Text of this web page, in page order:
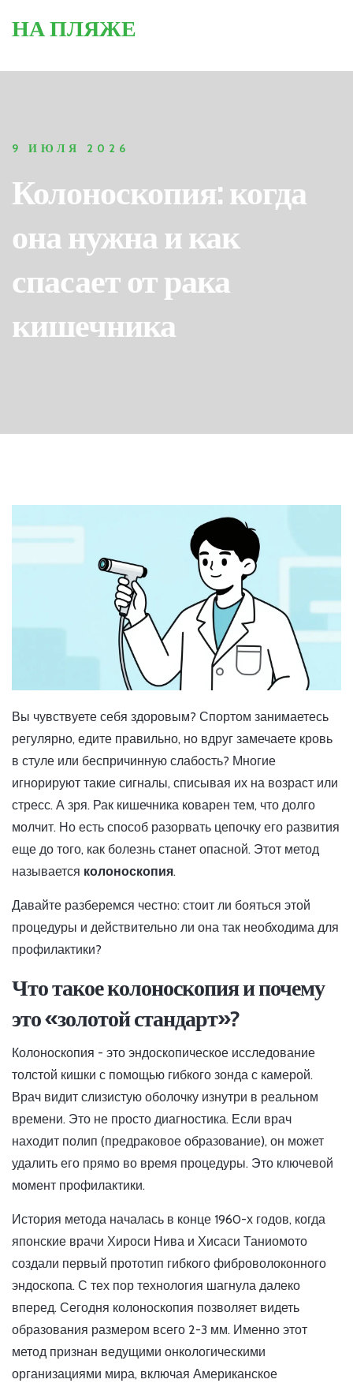
НА ПЛЯЖЕ
9 ИЮЛЯ 2026
Колоноскопия: когда
она нужна и как
спасает от рака
кишечника
Вы чувствуете себя здоровым? Спортом занимаетесь
регулярно, едите правильно, но вдруг замечаете кровь
в стуле или беспричинную слабость? Многие
игнорируют такие сигналы, списывая их на возраст или
стресс. А зря. Рак кишечника коварен тем, что долго
молчит. Но есть способ разорвать цепочку его развития
еще до того, как болезнь станет опасной. Этот метод
называется колоноскопия.
Давайте разберемся честно: стоит ли бояться этой
процедуры и действительно ли она так необходима для
профилактики?
Что такое колоноскопия и почему
это «золотой стандарт»?
Колоноскопия - это эндоскопическое исследование
толстой кишки с помощью гибкого зонда с камерой.
Врач видит слизистую оболочку изнутри в реальном
времени. Это не просто диагностика. Если врач
находит полип (предраковое образование), он может
удалить его прямо во время процедуры. Это ключевой
момент профилактики.
История метода началась в конце 1960-х годов, когда
японские врачи Хироси Нива и Хисаси Таниомото
создали первый прототип гибкого фиброволоконного
эндоскопа. С тех пор технология шагнула далеко
вперед. Сегодня колоноскопия позволяет видеть
образования размером всего 2-3 мм. Именно этот
метод признан ведущими онкологическими
организациями мира, включая Американское